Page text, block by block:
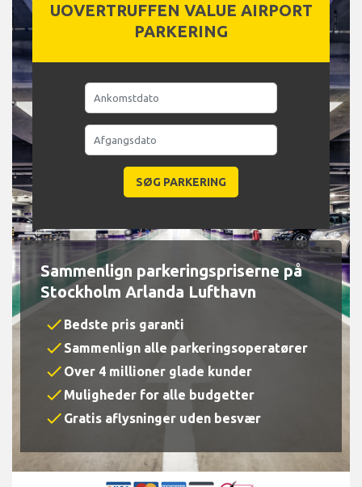
UOVERTRUFFEN VALUE AIRPORT
PARKERING
Sammenlign parkeringspriserne på
Stockholm Arlanda Lufthavn
check Bedste pris garanti
check Sammenlign alle parkeringsoperatører
check Over 4 millioner glade kunder
check Muligheder for alle budgetter
check Gratis aflysninger uden besvær